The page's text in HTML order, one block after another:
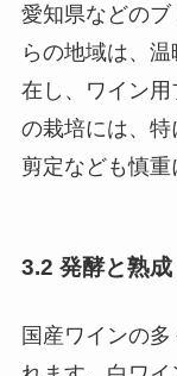
愛知県などの
らの地域は、
在し、ワイン
の栽培には、
剪定なども慎重
3.2 発酵と熟成
国産ワインの